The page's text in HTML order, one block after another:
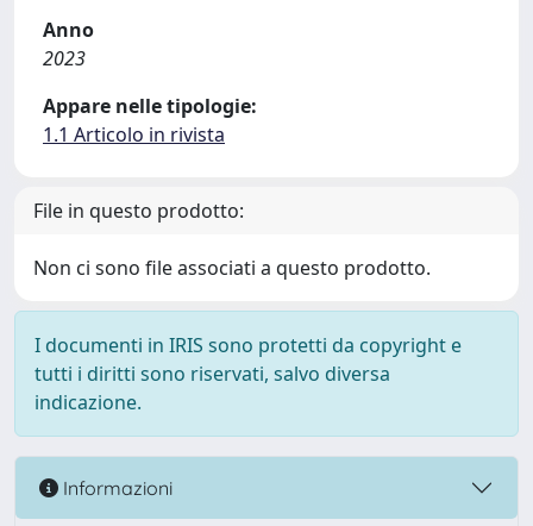
Anno
2023
Appare nelle tipologie:
1.1 Articolo in rivista
File in questo prodotto:
Non ci sono file associati a questo prodotto.
I documenti in IRIS sono protetti da copyright e
tutti i diritti sono riservati, salvo diversa
indicazione.
Informazioni